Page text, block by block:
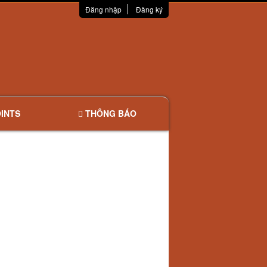
Đăng nhập Đăng ký
THÔNG BÁO